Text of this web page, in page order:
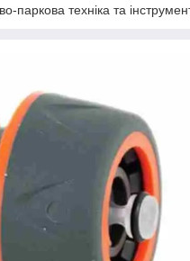
паркова техніка та